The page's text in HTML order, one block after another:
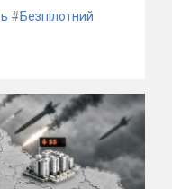
#Безпілотний